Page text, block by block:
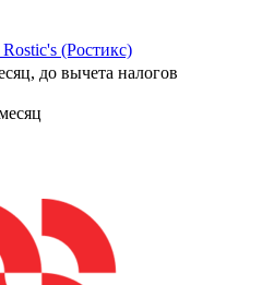
(Ростикс)
до вычета налогов